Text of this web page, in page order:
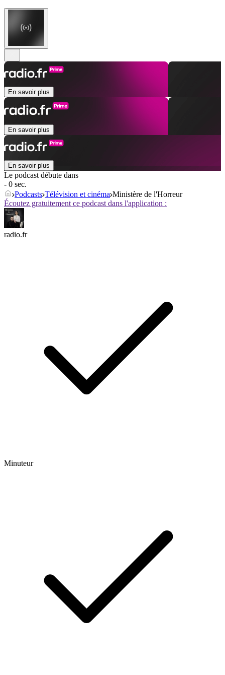
En savoir plus
En savoir plus
En savoir plus
Le podcast débute dans
- 0 sec.
Podcasts Télévision et cinéma Ministère de l'Horreur
Écoutez gratuitement ce podcast dans l'application :
radio.fr
Minuteur